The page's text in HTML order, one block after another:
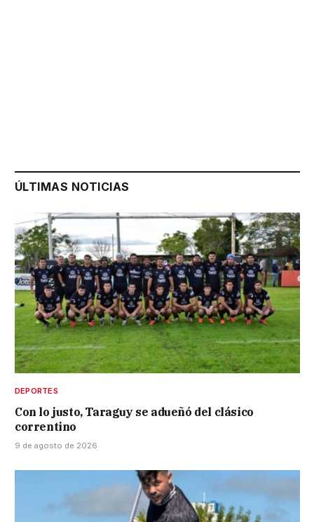
ÚLTIMAS NOTICIAS
DEPORTES
Con lo justo, Taraguy se adueñó del clásico
correntino
9 de agosto de 2026